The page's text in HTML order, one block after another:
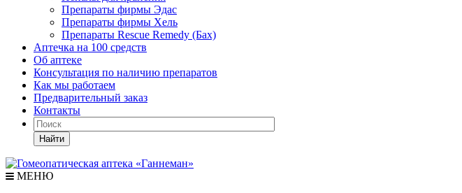
Препараты фирмы Эдас
Препараты фирмы Хель
Препараты Rescue Remedy (Бах)
Аптечка на 100 средств
Об аптеке
Консультация по наличию препаратов
Как мы работаем
Предварительный заказ
Контакты
Найти
МЕНЮ